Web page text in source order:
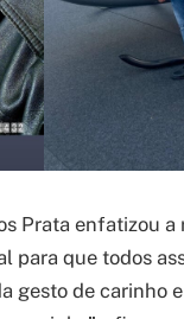
Prata enfatizou
para que todos
gesto de carinho